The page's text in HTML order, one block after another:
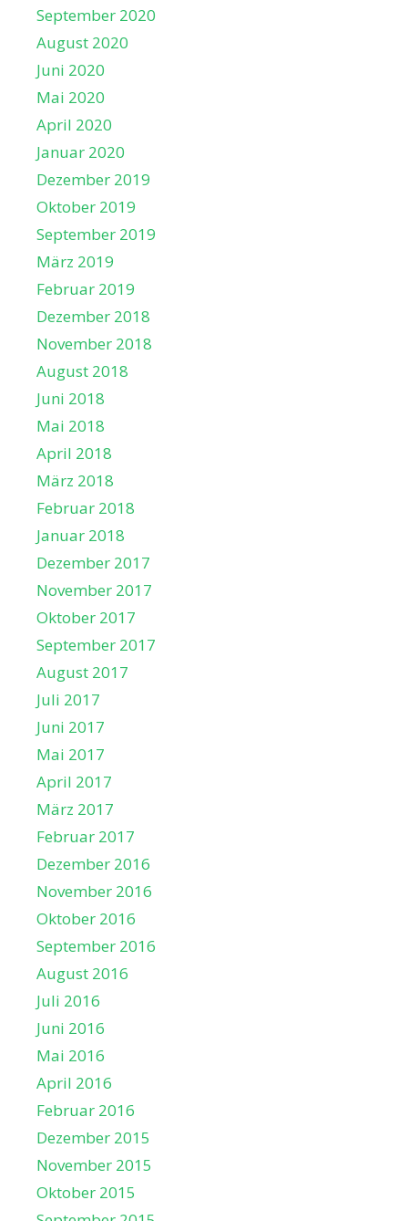
September 2020
August 2020
Juni 2020
Mai 2020
April 2020
Januar 2020
Dezember 2019
Oktober 2019
September 2019
März 2019
Februar 2019
Dezember 2018
November 2018
August 2018
Juni 2018
Mai 2018
April 2018
März 2018
Februar 2018
Januar 2018
Dezember 2017
November 2017
Oktober 2017
September 2017
August 2017
Juli 2017
Juni 2017
Mai 2017
April 2017
März 2017
Februar 2017
Dezember 2016
November 2016
Oktober 2016
September 2016
August 2016
Juli 2016
Juni 2016
Mai 2016
April 2016
Februar 2016
Dezember 2015
November 2015
Oktober 2015